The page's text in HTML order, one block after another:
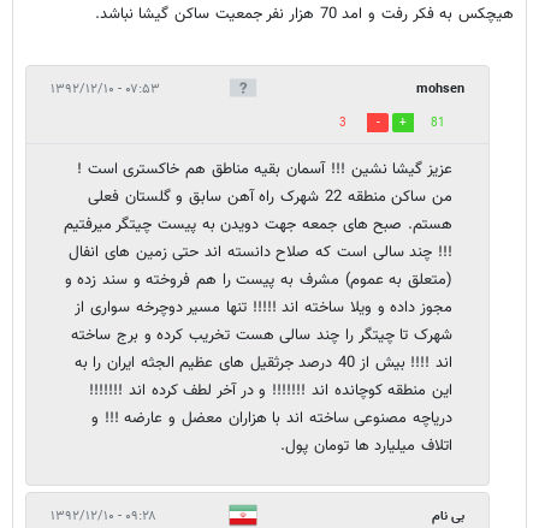
هیچکس به فکر رفت و امد 70 هزار نفر جمعیت ساکن گیشا نباشد.
mohsen ۰۷:۵۳ - ۱۳۹۲/۱۲/۱۰
81
3
عزیز گیشا نشین !!! آسمان بقیه مناطق هم خاکستری است !
من ساکن منطقه 22 شهرک راه آهن سابق و گلستان فعلی
هستم. صبح های جمعه جهت دویدن به پیست چیتگر میرفتیم
!!! چند سالی است که صلاح دانسته اند حتی زمین های انفال
(متعلق به عموم) مشرف به پیست را هم فروخته و سند زده و
مجوز داده و ویلا ساخته اند !!!!! تنها مسیر دوچرخه سواری از
شهرک تا چیتگر را چند سالی هست تخریب کرده و برج ساخته
اند !!!! بیش از 40 درصد جرثقیل های عظیم الجثه ایران را به
این منطقه کوچانده اند !!!!!!! و در آخر لطف کرده اند !!!!!!!
دریاچه مصنوعی ساخته اند با هزاران معضل و عارضه !!! و
اتلاف میلیارد ها تومان پول.
بی نام ۰۹:۲۸ - ۱۳۹۲/۱۲/۱۰